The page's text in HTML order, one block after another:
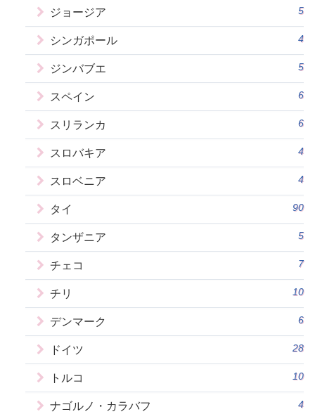
ジョージア 5
シンガポール 4
ジンバブエ 5
スペイン 6
スリランカ 6
スロバキア 4
スロベニア 4
タイ 90
タンザニア 5
チェコ 7
チリ 10
デンマーク 6
ドイツ 28
トルコ 10
ナゴルノ・カラバフ 4